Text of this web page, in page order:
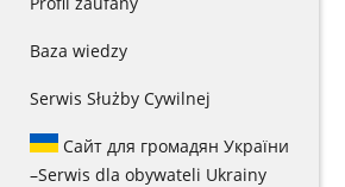
Baza wiedzy
Serwis Służby Cywilnej
Сайт для громадян України
–Serwis dla obywateli Ukrainy